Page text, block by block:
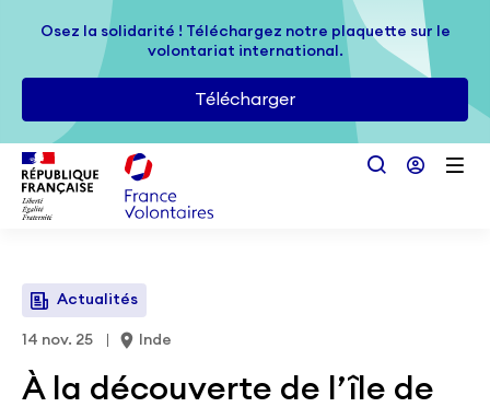
Passer au contenu principal
Osez la solidarité ! Téléchargez notre plaquette sur le
volontariat international.
Télécharger
Osez la solidarité ! Téléchargez notre plaquette sur le
volontariat international.
Télécharger
Actualités
14 nov. 25 Inde
À la découverte de l’île de